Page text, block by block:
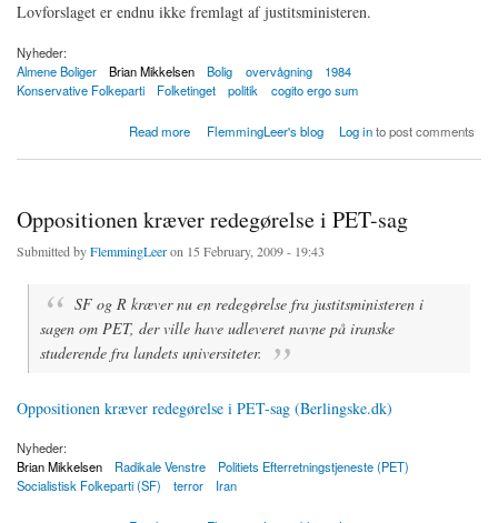
Lovforslaget er endnu ikke fremlagt af justitsministeren.
Nyheder:
Almene Boliger
Brian Mikkelsen Bolig overvågning
1984
Konservative Folkeparti
Folketinget politik cogito ergo sum
Read more
about Mere TV-overvågning på vej i boligområder
FlemmingLeer's blog Log into post comments
Oppositionen kræver redegørelse i PET-sag
Submitted byFlemmingLeeron 15 February, 2009 - 19:43
SF og R kræver nu en redegørelse fra justitsministeren i
sagen om PET, der ville have udleveret navne på iranske
studerende fra landets universiteter.
Oppositionen kræver redegørelse i PET-sag (Berlingske.dk)
Nyheder:
Brian Mikkelsen
Radikale Venstre
Politiets Efterretningstjeneste (PET)
Socialistisk Folkeparti (SF)
terror Iran